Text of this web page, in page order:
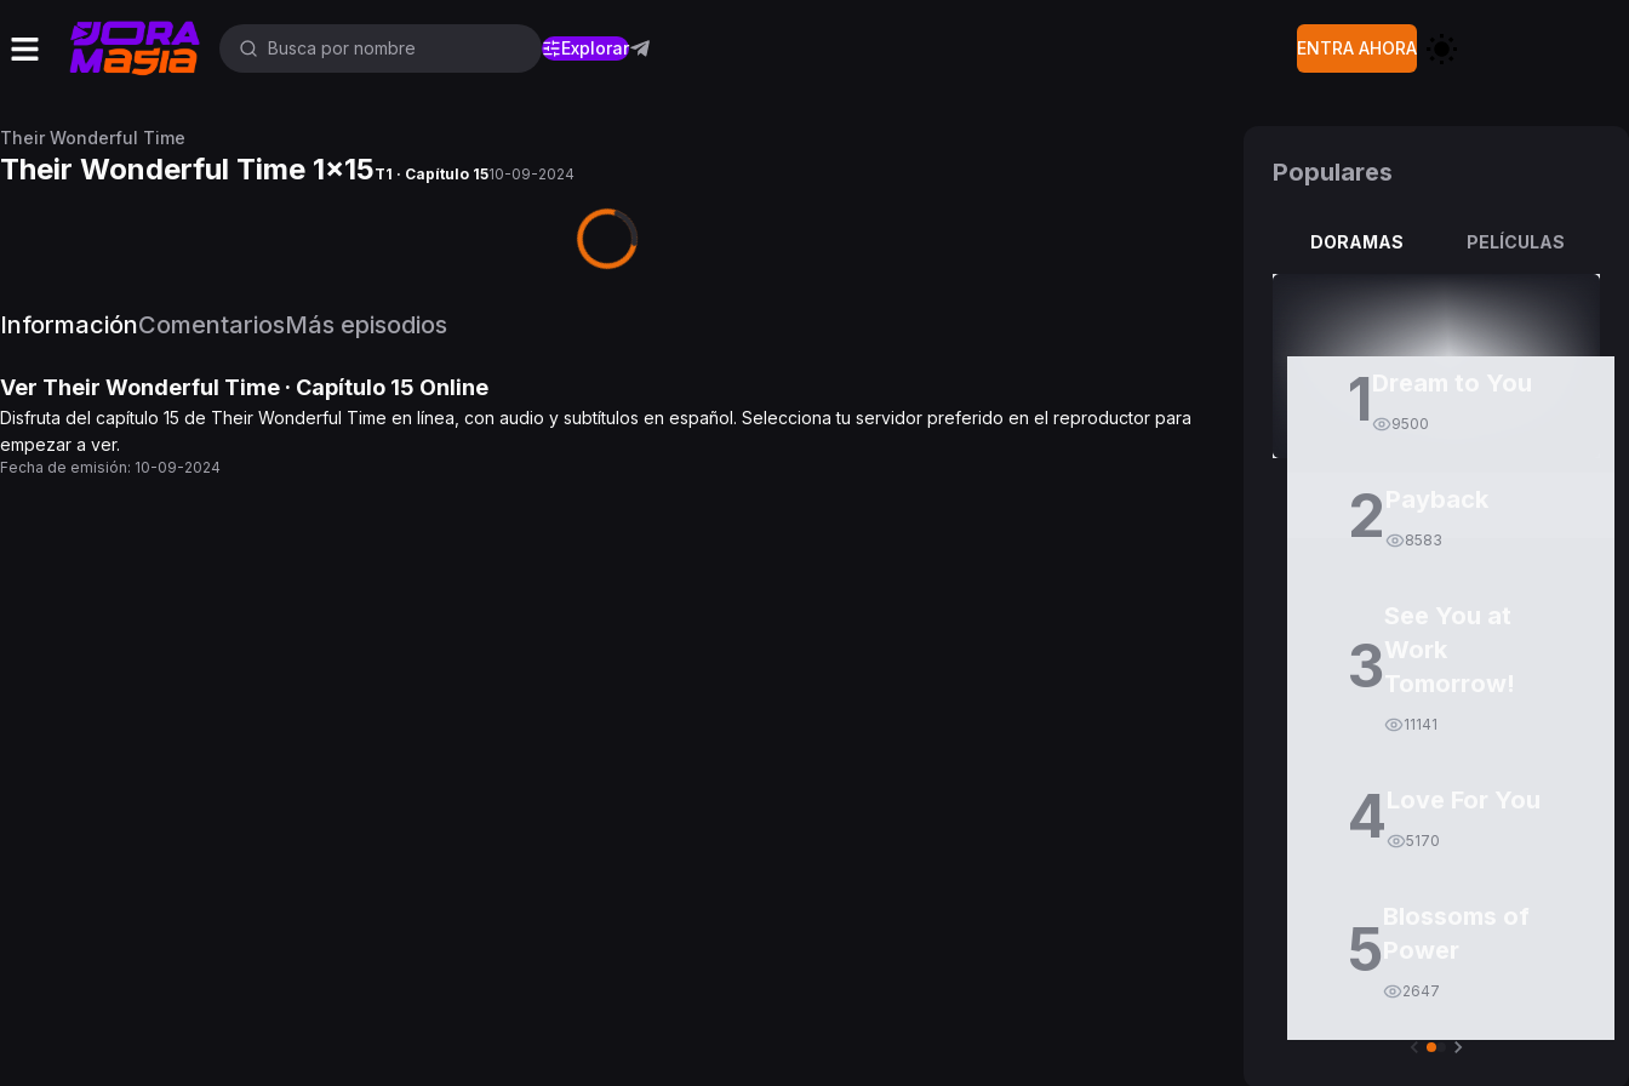
Explorar ENTRA AHORA
Their Wonderful Time
Their Wonderful Time 1x15T1 · Capítulo 1510-09-2024
InformaciónComentariosMás episodios
Ver Their Wonderful Time · Capítulo 15 Online
Disfruta del capítulo 15 de Their Wonderful Time en línea, con audio y subtítulos en español. Selecciona tu servidor preferido en el reproductor para
empezar a ver.
Fecha de emisión: 10-09-2024
Populares
DORAMAS PELÍCULAS
1 9500
2 8583
3
11141
4 5170
5
2647